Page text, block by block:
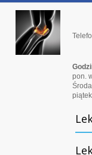
pon.